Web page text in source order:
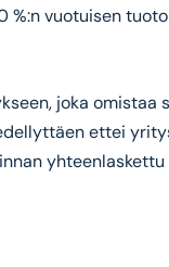
vuotuisen
joka omistaa
ettei